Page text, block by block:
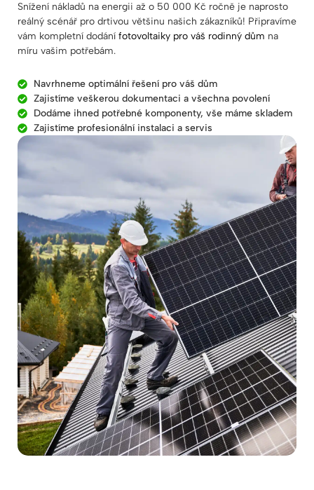
Snížení nákladů na energii až o 50 000 Kč ročně je naprosto
reálný scénář pro drtivou většinu našich zákazníků! Připravíme
vám kompletní dodání fotovoltaiky pro váš rodinný dům na
míru vašim potřebám.
Navrhneme optimální řešení pro váš dům
Zajistíme veškerou dokumentaci a všechna povolení
Dodáme ihned potřebné komponenty, vše máme skladem
Zajistíme profesionální instalaci a servis